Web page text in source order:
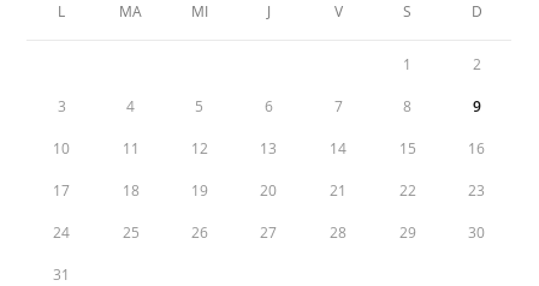
L MA MI J V S D
1 2
3 4 5 6 7 8 9
10 11 12 13 14 15 16
17 18 19 20 21 22 23
24 25 26 27 28 29 30
31